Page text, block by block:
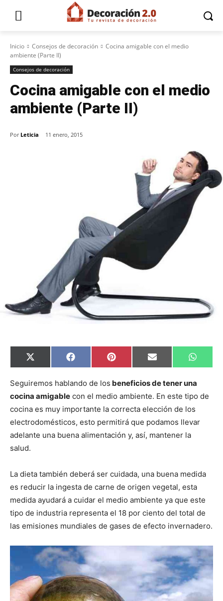
Inicio Consejos de decoración
Cocina amigable con el medio
ambiente (Parte II)
Consejos de decoración
Cocina amigable con el medio
ambiente (Parte II)
Por Leticia 11 enero, 2015
C
o
p
r
i
r
e
n
X
(
w
t
e
r
)
C
o
p
r
i
r
e
n
F
a
e
o
o
k
C
o
p
r
i
r
e
n
P
i
t
r
e
s
t
C
o
p
r
i
r
e
n
E
m
i
C
o
p
r
r
e
W
h
t
A
Seguiremos hablando de los beneficios de tener una
cocina amigable con el medio ambiente. En este tipo de
cocina es muy importante la correcta elección de los
electrodomésticos, esto permitirá que podamos llevar
adelante una buena alimentación y, así, mantener la
salud.
La dieta también deberá ser cuidada, una buena medida
es reducir la ingesta de carne de origen vegetal, esta
medida ayudará a cuidar el medio ambiente ya que este
tipo de industria representa el 18 por ciento del total de
las emisiones mundiales de gases de efecto invernadero.